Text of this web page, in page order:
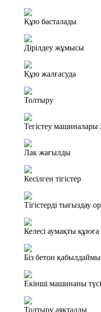
Құю басталады
Дірілдеу жұмысы
Құю жалғасуда
Толтыру
Тегістеу
Лак жағылды
Кесілген тігістер
Тігістерді тығыздау
Келесі аумақты
Біз бетон
Екінші машинаны
Толтыру аяқталды